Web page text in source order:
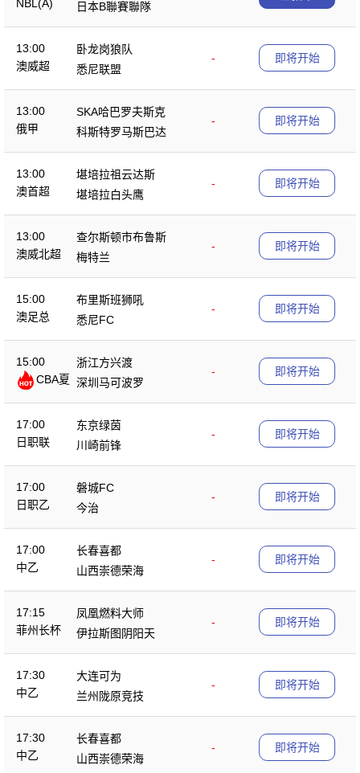
NBL(A)
日本B聯賽聯隊
13:00
澳威超
卧龙岗狼队
-
悉尼联盟
即将开始
13:00
俄甲
SKA哈巴罗夫斯克
-
科斯特罗马斯巴达
即将开始
13:00
澳首超
堪培拉祖云达斯
-
堪培拉白头鹰
即将开始
13:00
澳威北超
查尔斯顿市布鲁斯
-
梅特兰
即将开始
15:00
澳足总
布里斯班狮吼
-
悉尼FC
即将开始
15:00
CBA夏
浙江方兴渡
-
深圳马可波罗
即将开始
17:00
日职联
东京绿茵
-
川崎前锋
即将开始
17:00
日职乙
磐城FC
-
今治
即将开始
17:00
中乙
长春喜都
-
山西崇德荣海
即将开始
17:15
菲州长杯
凤凰燃料大师
-
伊拉斯图阴阳天
即将开始
17:30
中乙
大连可为
-
兰州陇原竞技
即将开始
17:30
中乙
长春喜都
-
山西崇德荣海
即将开始